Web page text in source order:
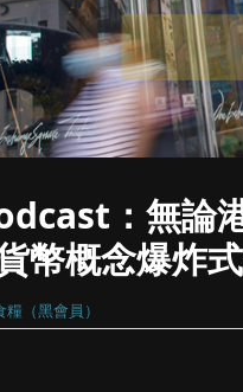
：無論
幣概念爆炸
（黑會員）